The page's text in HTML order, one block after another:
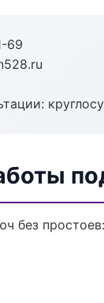
69
без